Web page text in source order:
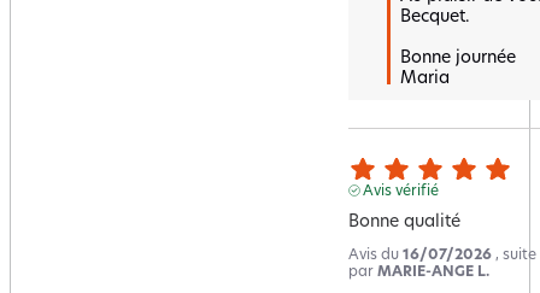
Becquet.
Bonne journée
Maria
Avis vérifié
Bonne qualité
Avis du 16/07/2026 , suite
par MARIE-ANGE L.